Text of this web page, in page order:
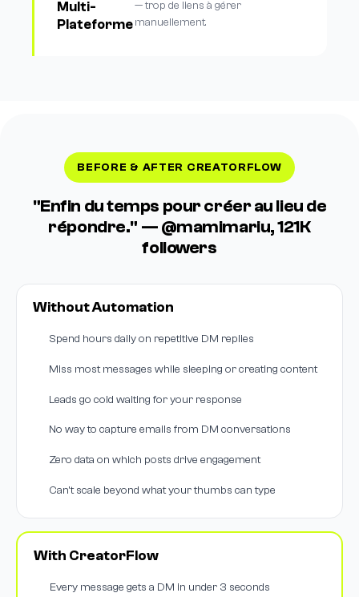
Multi-
Plateforme
— trop de liens à gérer
manuellement.
BEFORE & AFTER CREATORFLOW
"Enfin du temps pour créer au lieu de
répondre." — @mamimariu, 121K
followers
Without Automation
Spend hours daily on repetitive DM replies
Miss most messages while sleeping or creating content
Leads go cold waiting for your response
No way to capture emails from DM conversations
Zero data on which posts drive engagement
Can't scale beyond what your thumbs can type
With CreatorFlow
Every message gets a DM in under 3 seconds